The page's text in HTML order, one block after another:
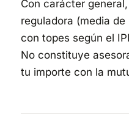
Con carácter
reguladora (media
con topes según el
No constituye
tu importe con la